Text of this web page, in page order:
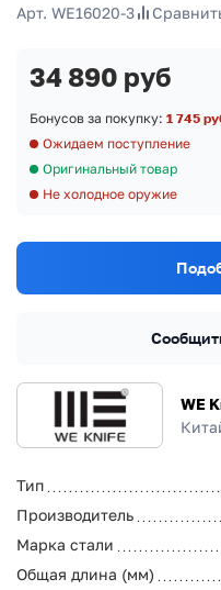
Арт. WE16020-3
WE
Тип
Производитель
Марка стали
Общая длина (мм)
34 890 руб
Бонусов за покупку: 1 745
Ожидаем поступление
Оригинальный товар
Не холодное оружие